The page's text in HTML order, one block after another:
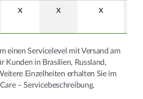
X X X
einen Servicelevel mit Versand am
Kunden in Brasilien, Russland,
Einzelheiten erhalten Sie im
– Servicebeschreibung.